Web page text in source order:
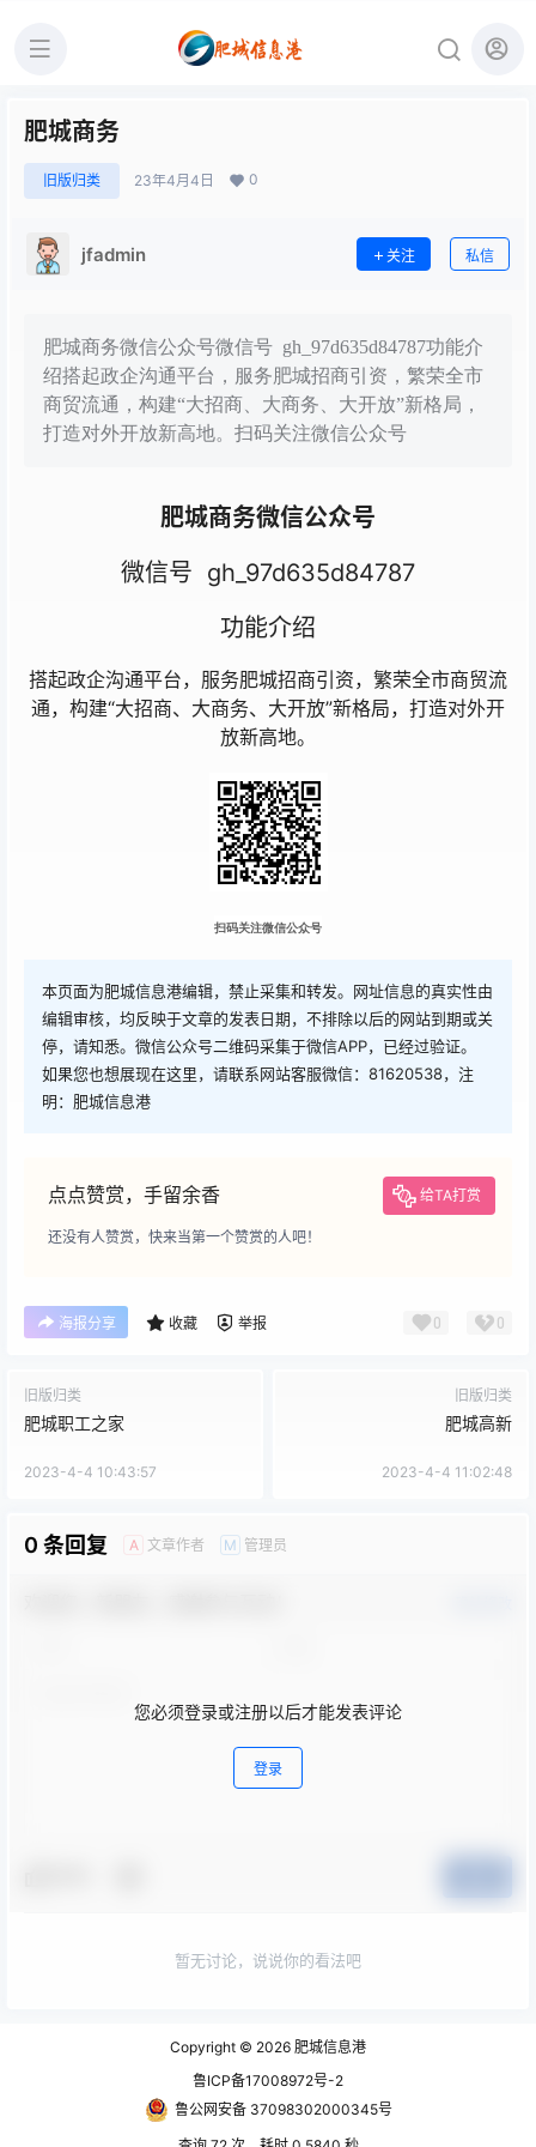
肥城商务
旧版归类 23年4月4日 0
jfadmin 关注 私信
肥城商务微信公众号微信号 gh_97d635d84787功能介
绍搭起政企沟通平台，服务肥城招商引资，繁荣全市
商贸流通，构建“大招商、大商务、大开放”新格局，
打造对外开放新高地。扫码关注微信公众号
肥城商务微信公众号
微信号 gh_97d635d84787
功能介绍
搭起政企沟通平台，服务肥城招商引资，繁荣全市商贸流
通，构建“大招商、大商务、大开放”新格局，打造对外开
放新高地。
扫码关注微信公众号
本页面为肥城信息港编辑，禁止采集和转发。网址信息的真实性由
编辑审核，均反映于文章的发表日期，不排除以后的网站到期或关
停，请知悉。微信公众号二维码采集于微信APP，已经过验证。
如果您也想展现在这里，请联系网站客服微信：81620538，注
明：肥城信息港
点点赞赏，手留余香 给TA打赏
还没有人赞赏，快来当第一个赞赏的人吧！
海报分享 收藏 举报 0 0
旧版归类
肥城职工之家
2023-4-4 10:43:57
旧版归类
肥城高新
2023-4-4 11:02:48
0 条回复 A 文章作者 M 管理员
您必须登录或注册以后才能发表评论
登录
暂无讨论，说说你的看法吧
Copyright © 2026 肥城信息港
鲁ICP备17008972号-2
鲁公网安备 37098302000345号